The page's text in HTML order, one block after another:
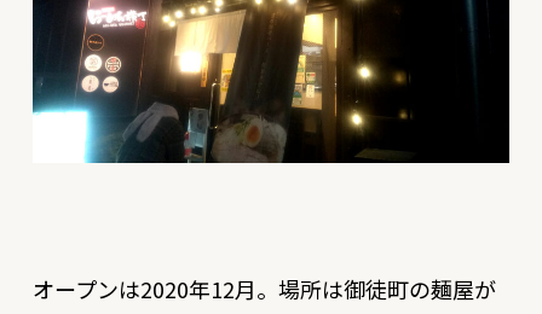
オープンは2020年12月。場所は御徒町の麺屋が